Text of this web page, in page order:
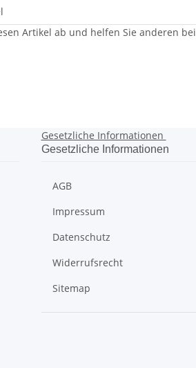
Artikel ab und helfen Sie anderen
Gesetzliche Informationen
Gesetzliche Informationen
AGB
Impressum
Datenschutz
Widerrufsrecht
Sitemap